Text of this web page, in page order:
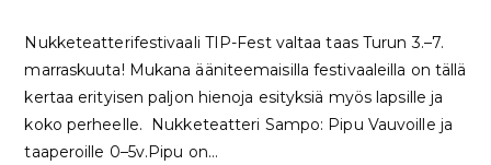
Nukketeatterifestivaali TIP-Fest valtaa taas Turun 3.–7.
marraskuuta! Mukana ääniteemaisilla festivaaleilla on tällä
kertaa erityisen paljon hienoja esityksiä myös lapsille ja
koko perheelle. Nukketeatteri Sampo: Pipu Vauvoille ja
taaperoille 0–5v.Pipu on…